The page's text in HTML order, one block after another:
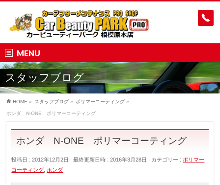
MENU
スタッフブログ
HOME » スタッフブログ » ポリマーコーティング »
ホンダ N-ONE ポリマーコーティング
ホンダ N-ONE ポリマーコーティング
投稿日 : 2012年12月2日 最終更新日時 : 2016年3月28日 カテゴリー : ポリマー
コーティング ホンダ